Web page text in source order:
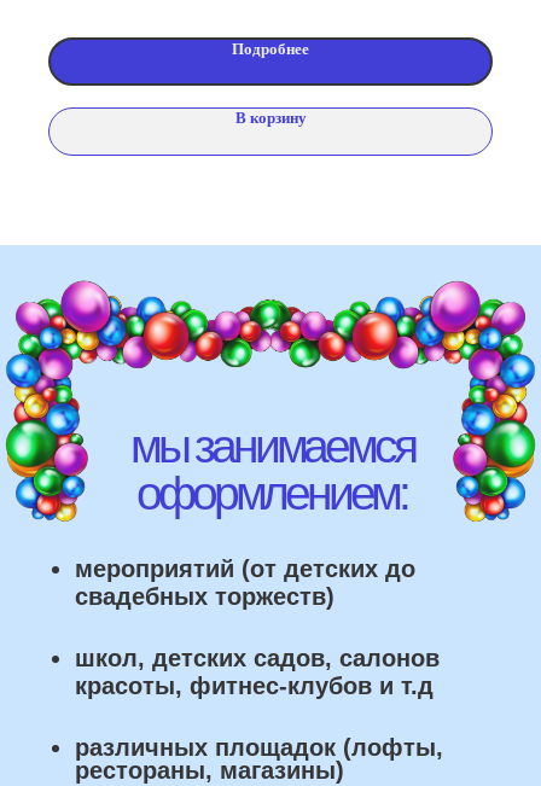
Подробнее
В корзину
различных площадок (лофты,
рестораны, магазины)
составление различных фонтанов
арки и пены
фигуры любой сложности
что мы умеем делать из
воздушных шаров: